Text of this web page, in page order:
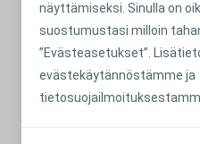
näyttämiseksi. Sinulla on
suostumustasi milloin
”Evästeasetukset”.
evästekäytännöstämme ja
ENNEN LEIKKAUSTA
Wendy: Avanne toi
parannuksen
Wendy ei ikinä olisi halunnut